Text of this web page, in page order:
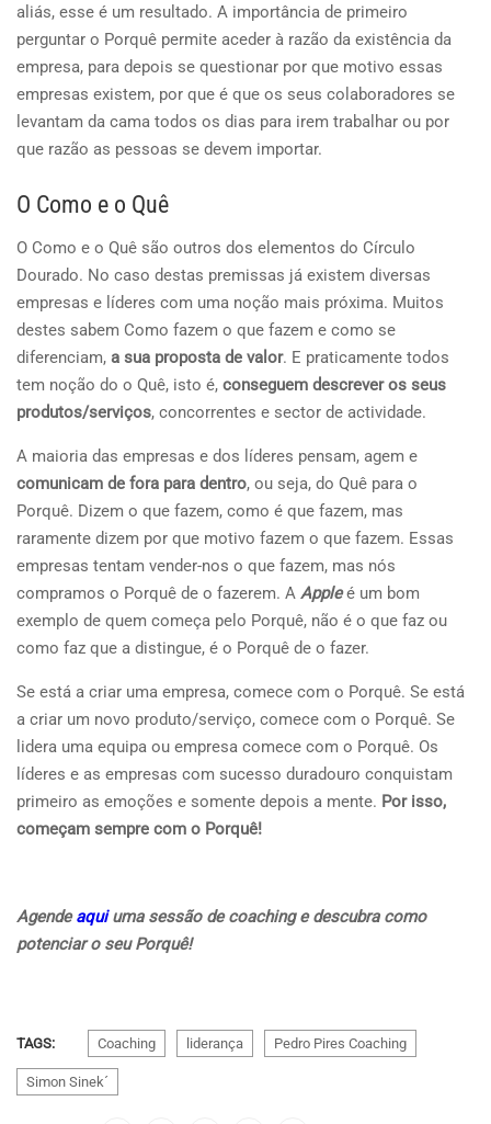
aliás, esse é um resultado. A importância de primeiro
perguntar o Porquê permite aceder à razão da existência da
empresa, para depois se questionar por que motivo essas
empresas existem, por que é que os seus colaboradores se
levantam da cama todos os dias para irem trabalhar ou por
que razão as pessoas se devem importar.
O Como e o Quê
O Como e o Quê são outros dos elementos do Círculo
Dourado. No caso destas premissas já existem diversas
empresas e líderes com uma noção mais próxima. Muitos
destes sabem Como fazem o que fazem e como se
diferenciam, a sua proposta de valor. E praticamente todos
tem noção do o Quê, isto é, conseguem descrever os seus
produtos/serviços, concorrentes e sector de actividade.
A maioria das empresas e dos líderes pensam, agem e
comunicam de fora para dentro, ou seja, do Quê para o
Porquê. Dizem o que fazem, como é que fazem, mas
raramente dizem por que motivo fazem o que fazem. Essas
empresas tentam vender-nos o que fazem, mas nós
compramos o Porquê de o fazerem. A Appleé um bom
exemplo de quem começa pelo Porquê, não é o que faz ou
como faz que a distingue, é o Porquê de o fazer.
Se está a criar uma empresa, comece com o Porquê. Se está
a criar um novo produto/serviço, comece com o Porquê. Se
lidera uma equipa ou empresa comece com o Porquê. Os
líderes e as empresas com sucesso duradouro conquistam
primeiro as emoções e somente depois a mente. Por isso,
começam sempre com o Porquê!
Agendeaquiuma sessão de coaching e descubra como
potenciar o seu Porquê!
TAGS: Coaching liderança Pedro Pires Coaching
Simon Sinek´